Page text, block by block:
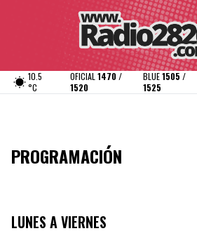
10.5
°C
OFICIAL 1470 /
1520
BLUE1505 /
1525
PROGRAMACIÓN
LUNES A VIERNES